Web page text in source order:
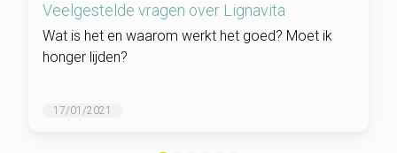
Veelgestelde vragen over Lignavita
Wat is het en waarom werkt het goed? Moet ik
honger lijden?
17/01/2021